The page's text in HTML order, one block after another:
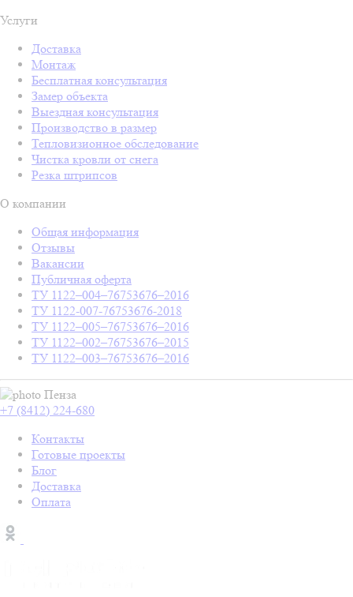
Услуги
Доставка
Монтаж
Бесплатная консультация
Замер объекта
Выездная консультация
Производство в размер
Тепловизионное обследование
Чистка кровли от снега
Резка штрипсов
О компании
Общая информация
Отзывы
Вакансии
Публичная оферта
ТУ 1122–004–76753676–2016
ТУ 1122-007-76753676-2018
ТУ 1122–005–76753676–2016
ТУ 1122–002–76753676–2015
ТУ 1122–003–76753676–2016
Пенза
+7 (8412) 224-680
Контакты
Готовые проекты
Блог
Доставка
Оплата